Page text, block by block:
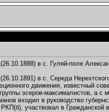
(26.10.1888) в с. Гуляй-поле
(26.10.1891) в с. Середа
движения, известный
эсеров-максималистов, а с
входил в руководство
участвовал в Гражданской